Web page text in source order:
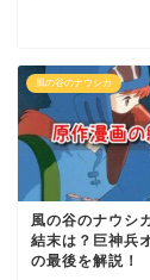
風の谷のナウシカ
風の谷のナウシ
結末は？巨神兵
の最後を解説！